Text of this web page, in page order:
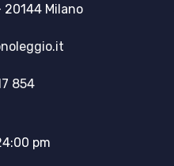
20144 Milano
854
pm